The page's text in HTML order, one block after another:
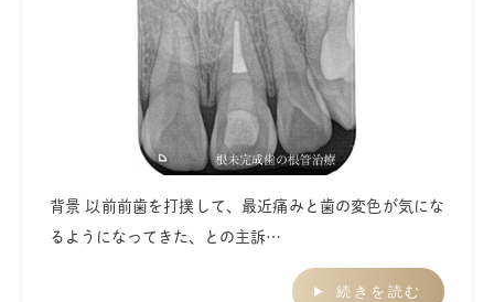
背景 以前前歯を打撲して、最近痛みと歯の変色が気にな
るようになってきた、との主訴…
続きを読む